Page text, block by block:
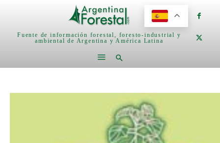
Fuente de información forestal, foresto-industrial y
ambiental de Argentina y América Latina